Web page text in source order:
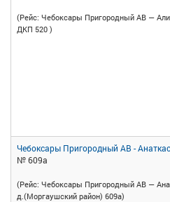
(Рейс: Чебоксары Пригородный АВ —
ДКП 520 )
Чебоксары Пригородный АВ -
№ 609а
(Рейс: Чебоксары Пригородный АВ —
д.(Моргаушский район) 609а)